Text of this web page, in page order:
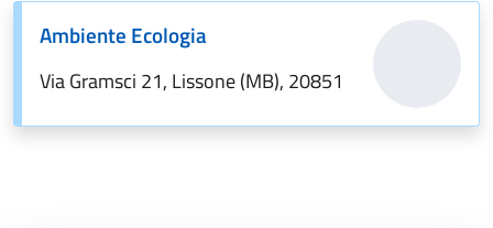
Ambiente Ecologia
Via Gramsci 21, Lissone (MB), 20851